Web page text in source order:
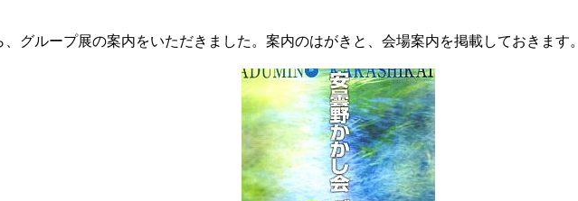
、グループ展の案内をいただきました。案内のはがきと、会場案内を掲載しておきます。